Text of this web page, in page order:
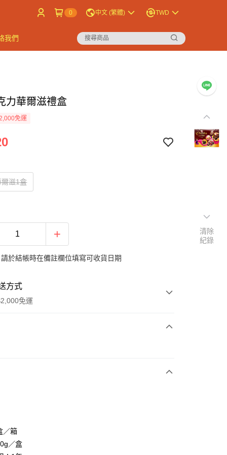
0 中文 (繁體) TWD
我們
力華爾滋禮盒
免運
爾滋1盒
於結帳時在備註欄位填寫可收貨日期
方式
免運
款
付
先享後付」】
後付是「在收到商品之後才付款」的支付方式。 讓您購物簡單
／箱
／盒
清除
紀錄